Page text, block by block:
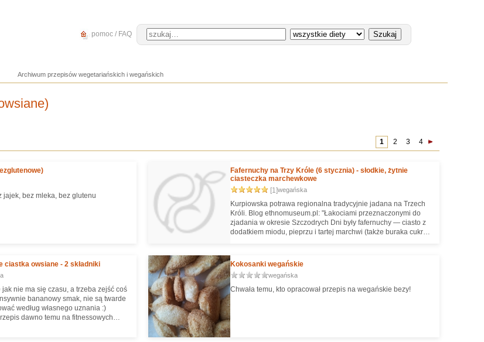
pomoc / FAQ
Archiwum przepisów wegetariańskich i wegańskich
1 2 3 4
jajek, bez mleka, bez glutenu
Fafernuchy na Trzy Króle (6 stycznia) - słodkie, żytnie
ciasteczka marchewkowe
[1]wegańska
Kurpiowska potrawa regionalna tradycyjnie jadana na Trzech
Króli. Blog ethnomuseum.pl: "Łako­ciami prze­zna­czo­nymi do
zja­da­nia w okre­sie Szczo­drych Dni były fafer­nu­chy — cia­sto z
dodat­kiem miodu, pie­przu i tar­tej mar­chwi (także buraka cukro­
ciastka owsiane - 2 składniki
nie ma się czasu, a trzeba zejść coś
bananowy smak, nie są twarde
według własnego uznania :)
dawno temu na fitnessowych
Kokosanki wegańskie
wegańska
Chwała temu, kto opracował przepis na wegańskie bezy!